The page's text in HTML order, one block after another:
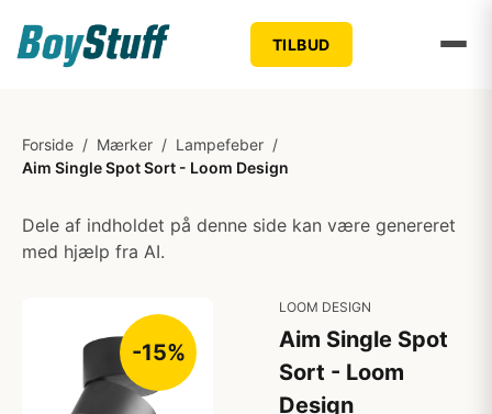
TILBUD
Forside / Mærker / Lampefeber /
Aim Single Spot Sort - Loom Design
Dele af indholdet på denne side kan være genereret
med hjælp fra AI.
-15%
LOOM DESIGN
Aim Single Spot
Sort - Loom
Design